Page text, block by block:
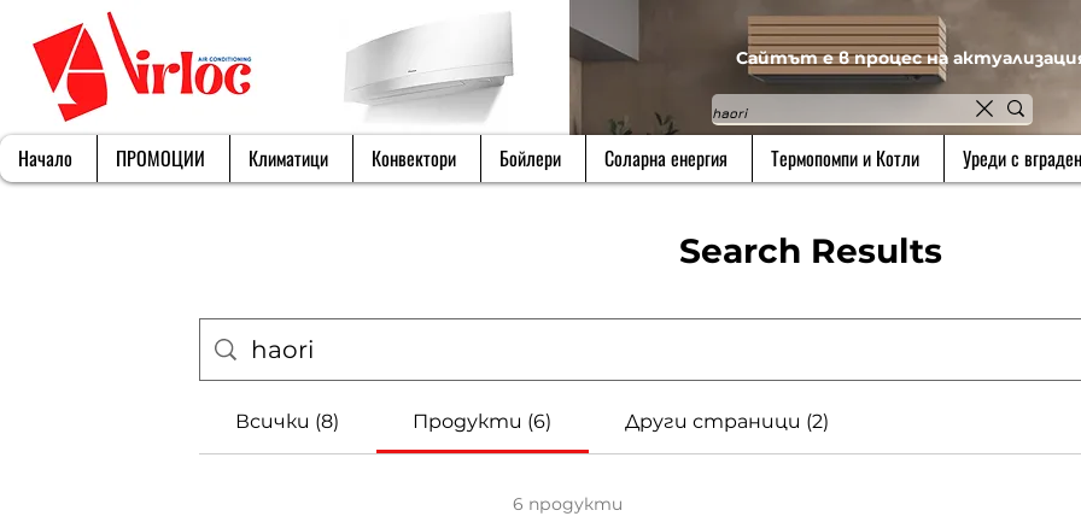
Сайтът е в процес на
Начало ПРОМОЦИИ Климатици Конвектори Бойлери Соларна енергия Термопомпи и Котли Уреди с
Search Results
Всички (8) Продукти (6) Други страници (2)
6 продукти